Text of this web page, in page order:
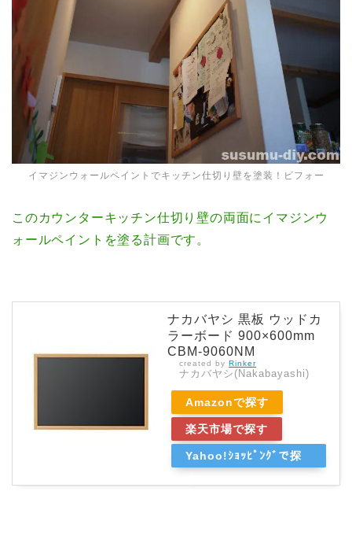
イマジンウォールペイントでキッチン仕切り壁を塗装！ビフォー
このカウンターキッチン仕切り壁の両面にイマジンウ
ォールペイントを塗る計画です。
ナカバヤシ 黒板 ウッドカ
ラーボード 900×600mm
CBM-9060NM
created by Rinker
ナカバヤシ(Nakabayashi)
Amazonで探す
楽天市場で探す
Yahoo!ｼｮｯﾋﾟﾝｸﾞで探